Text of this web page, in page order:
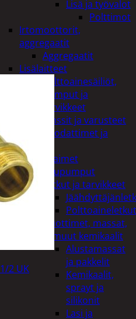
Lisä ja työvalot
Polttimot
Irtomoottorit,
aggregaatit
Aggregaatit
Lisälaitteet
Polttoainesäiliöt,
pumput ja
tarvikkeet
Vinssit ja varusteet
Öljyt, suodattimet ja
nesteet
Avaimet
Imupumput
Letkut ja tarvikkeet
Polttoaineletkut
Liuottimet, massat,
ja muut kemikaalit
Alustamassat
ja pakkelit
Kemikaalit,
sprayt ja
silikonit
Lasi ja
2 UK